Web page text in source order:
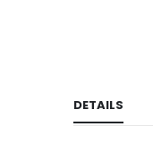
DETAILS